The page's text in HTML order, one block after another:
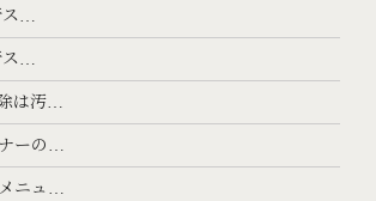
ス…
ス…
は汚…
ーの…
ニュ…